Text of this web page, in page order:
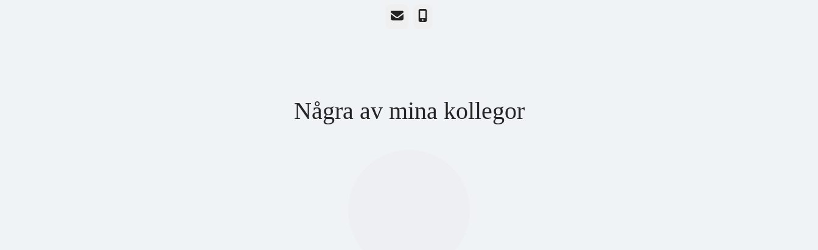
E-post
Några av mina kollegor